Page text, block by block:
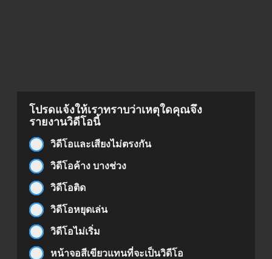
โปรดแจ้งให้เราทราบว่าเหตุใดคุณจึง
รายงานวิดีโอนี้
วิดีโอและเสียงไม่ตรงกัน
วิดีโอค้าง บางช่วง
วิดีโอติด
วิดีโอหยุดเล่น
วิดีโอไม่เริ่ม
หน้าจอสีเขียวแทนที่จะเป็นวิดีโอ